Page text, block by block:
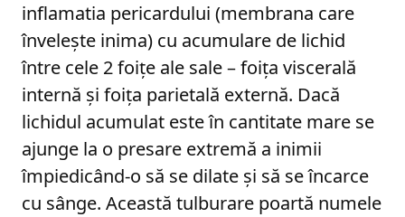
inflamatia pericardului (membrana care
înveleşte inima) cu acumulare de lichid
între cele 2 foiţe ale sale – foiţa viscerală
internă şi foiţa parietală externă. Dacă
lichidul acumulat este în cantitate mare se
ajunge la o presare extremă a inimii
împiedicând-o să se dilate şi să se încarce
cu sânge. Această tulburare poartă numele